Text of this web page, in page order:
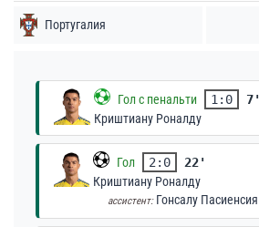
Португалия
Гол с пенальти 1:0
7'
Криштиану Роналду
Гол 2:0
22'
Криштиану Роналду
ассистент: Гонсалу Пасиенсия